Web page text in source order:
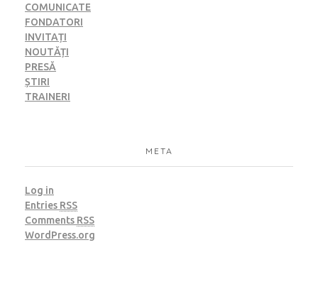
COMUNICATE
FONDATORI
INVITAȚI
NOUTĂȚI
PRESĂ
ȘTIRI
TRAINERI
META
Log in
Entries RSS
Comments RSS
WordPress.org